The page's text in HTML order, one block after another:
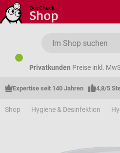
Zum Hauptinhalt springen
Privatkunden Preise inkl.
Expertise seit 140 Jahren 4,8/5
Shop Hygiene & Desinfektion